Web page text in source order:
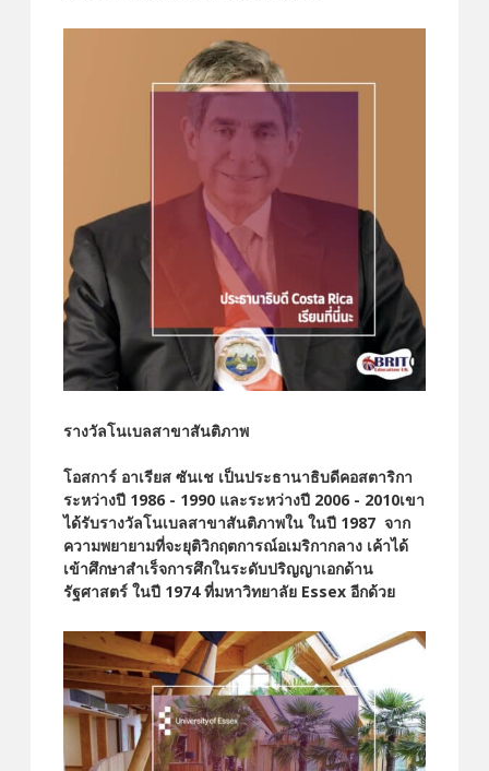
รางวัลโนเบลสาขาสันติภาพ
โอสการ์ อาเรียส ซันเช เป็นประธานาธิบดีคอสตาริกา
ระหว่างปี 1986 - 1990 และระหว่างปี 2006 - 2010เขา
ได้รับรางวัลโนเบลสาขาสันติภาพใน ในปี 1987 จาก
ความพยายามที่จะยุติวิกฤตการณ์อเมริกากลาง เค้าได้
เข้าศึกษาสำเร็จการศึกในระดับปริญญาเอกด้าน
รัฐศาสตร์ ในปี 1974 ที่มหาวิทยาลัย Essex อีกด้วย